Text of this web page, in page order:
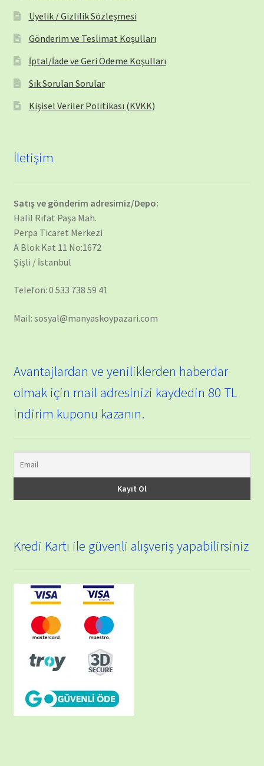
Üyelik / Gizlilik Sözleşmesi
Gönderim ve Teslimat Koşulları
İptal/İade ve Geri Ödeme Koşulları
Sık Sorulan Sorular
Kişisel Veriler Politikası (KVKK)
İletişim
Satış ve gönderim adresimiz/Depo:
Halil Rıfat Paşa Mah.
Perpa Ticaret Merkezi
A Blok Kat 11 No:1672
Şişli / İstanbul
Telefon: 0 533 738 59 41
Mail: sosyal@manyaskoypazari.com
Avantajlardan ve yeniliklerden haberdar
olmak için mail adresinizi kaydedin 80 TL
indirim kuponu kazanın.
Kredi Kartı ile güvenli alışveriş yapabilirsiniz